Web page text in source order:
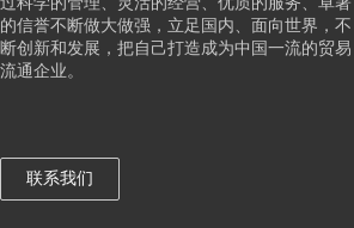
联系我们
的信誉不断做大做强，立足国内、面向世界，不
断创新和发展，把自己打造成为中国一流的贸易
流通企业。